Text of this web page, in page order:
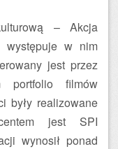
– Akcja
występuje w nim
jest przez
portfolio filmów
były realizowane
jest SPI
wynosił ponad